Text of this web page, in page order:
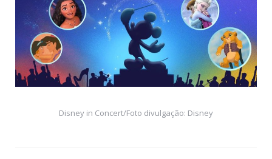
Disney in Concert/Foto divulgação: Disney